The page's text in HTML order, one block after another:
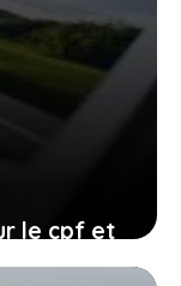
le cpf et
vous